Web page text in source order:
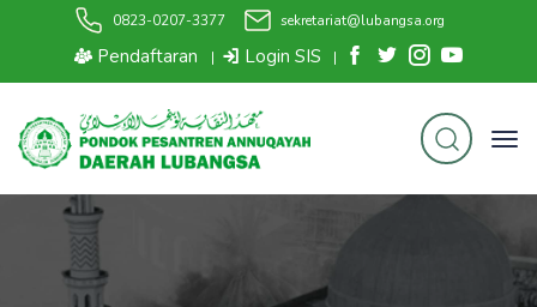
0823-0207-3377 sekretariat@lubangsa.org
Pendaftaran | Login SIS |